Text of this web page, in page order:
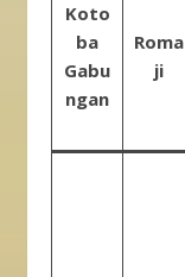
Koto
ba
Gabu
ngan
Roma
ji